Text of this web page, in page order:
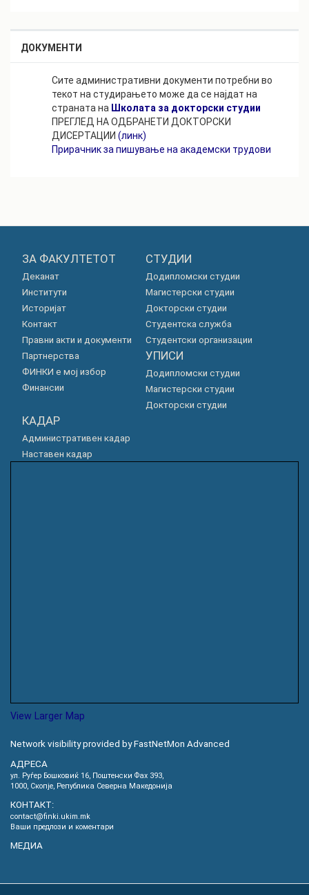
ДОКУМЕНТИ
Сите административни документи потребни во
текот на студирањето може да се најдат на
страната на Школата за докторски студии
ПРЕГЛЕД НА ОДБРАНЕТИ ДОКТОРСКИ
ДИСЕРТАЦИИ (линк)
Прирачник за пишување на академски трудови
ЗА ФАКУЛТЕТОТ
Деканат
Институти
Историјат
Контакт
Правни акти и документи
Партнерства
ФИНКИ е мој избор
Финансии
СТУДИИ
Додипломски студии
Магистерски студии
Докторски студии
Студентска служба
Студентски организации
УПИСИ
Додипломски студии
Магистерски студии
Докторски студии
КАДАР
Административен кадар
Наставен кадар
View Larger Map
Network visibility provided by FastNetMon Advanced
АДРЕСА
ул. Руѓер Бошковиќ 16, Пoштенски Фах 393,
1000, Скопје, Република Северна Македонија
КОНТАКТ:
contact@finki.ukim.mk
Ваши предлози и коментари
МЕДИА